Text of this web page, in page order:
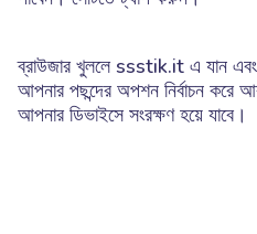
ব্রাউজার খুললে ssstik.it এ যান এবং
আপনার পছন্দের অপশন নির্বাচন করে
আপনার ডিভাইসে সংরক্ষণ হয়ে যাবে।